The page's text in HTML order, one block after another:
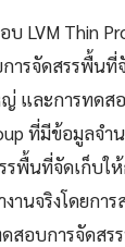
LVM Thin
ารจัดสรรพื้นที่
และการทดส
ที่มีข้อมูลจำ
รพื้นที่จัดเก็บใ
นจริงโดยการ
สอบการจัดสร